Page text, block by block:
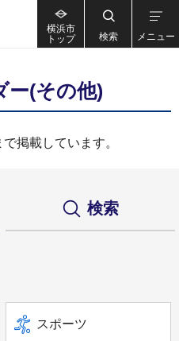
横浜市
トップ
検索 メニュー
ー(その他)
掲載しています。
検索
スポーツ